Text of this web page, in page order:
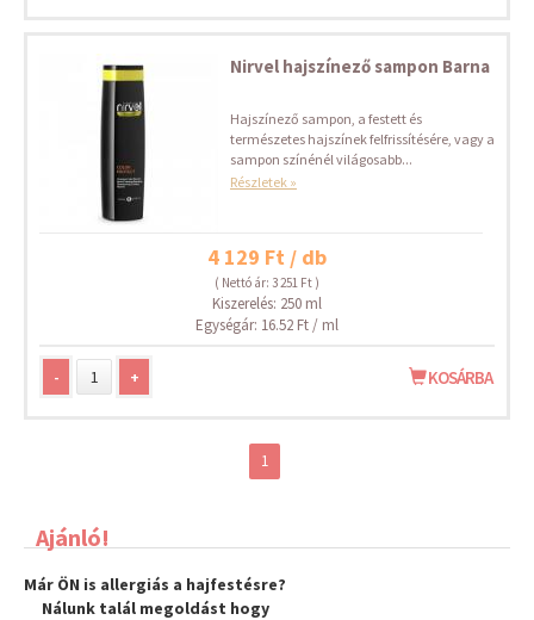
Nirvel hajszínező sampon Barna
Hajszínező sampon, a festett és
természetes hajszínek felfrissítésére, vagy a
sampon színénél világosabb...
Részletek »
4 129 Ft / db
( Nettó ár: 3 251 Ft )
Kiszerelés: 250 ml
Egységár: 16.52 Ft / ml
- + KOSÁRBA
1
Ajánló!
Már ÖN is allergiás a hajfestésre?
Nálunk talál megoldást hogy